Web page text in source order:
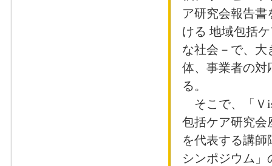
ア研究会報告書
ける 地域包括
な社会－で、大
体、事業者の対
る。
そこで、「Ｖ
包括ケア研究会
を代表する講師
シンポジウム